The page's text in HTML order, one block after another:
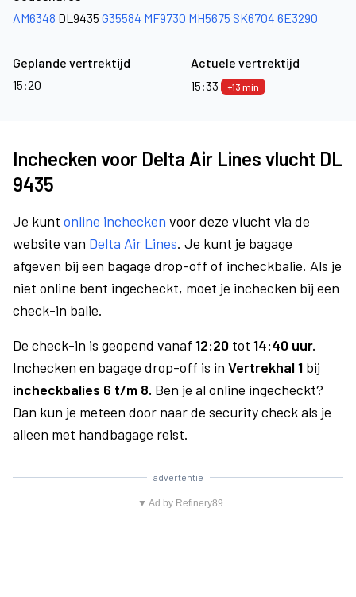
AM6348 DL9435 G35584 MF9730 MH5675 SK6704 6E3290
Geplande vertrektijd
15:20
Actuele vertrektijd
15:33
+13 min
Inchecken voor Delta Air Lines vlucht DL
9435
Je kunt online inchecken voor deze vlucht via de
website van Delta Air Lines. Je kunt je bagage
afgeven bij een bagage drop-off of incheckbalie. Als je
niet online bent ingecheckt, moet je inchecken bij een
check-in balie.
De check-in is geopend vanaf 12:20 tot 14:40 uur.
Inchecken en bagage drop-off is in Vertrekhal 1 bij
incheckbalies 6 t/m 8. Ben je al online ingecheckt?
Dan kun je meteen door naar de security check als je
alleen met handbagage reist.
advertentie
▼ Ad by Refinery89